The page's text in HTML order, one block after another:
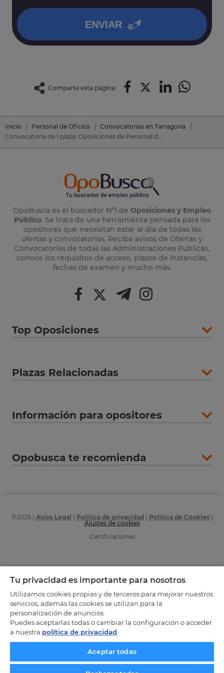
ENVIAR
Comparte esta página:
Inicio Personal de Oficios
Convocatorias en Tarragona
Convocatoria de 1 plaza: Oposiciones de Personal de Oficios en Creixell (Tarragona)
OpoBusca es el buscador Nº1 de Oposiciones y Empleo
Público. Se trata de una herramienta pensada para los
opositores que necesitan estar al día de todas las
ofertas y convocatorias. Recibe avisos de Ofertas y
Convocatorias de todas las Administraciones Públicas,
conoce los requisitos de acceso, plazos de instancias,
fechas de examen y mucho más.
Top Oposiciones
Plazas Relacionadas
Información para opositores
Opobusca te recomienda
©2026| Aviso Legal Política de privacidad Política de Cookies|
Ajustes de cookies
Certificaciones
Tu privacidad es importante para nosotros
Utilizamos cookies propias y de terceros para mejorar nuestros
servicios, además las cookies se utilizan para la
personalización de anuncios.
Puedes aceptarlas todas o cambiar la configuración o acceder
a nuestra política de privacidad
Aceptar todas